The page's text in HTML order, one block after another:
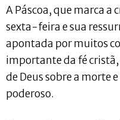
A Páscoa, que marca a
sexta-feira e sua
apontada por muitos
importante da fé
de Deus sobre a morte
poderoso.